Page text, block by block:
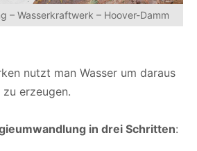
– Wasserkraftwerk – Hoover-Damm
nutzt man Wasser um daraus
erzeugen.
in drei Schritten: